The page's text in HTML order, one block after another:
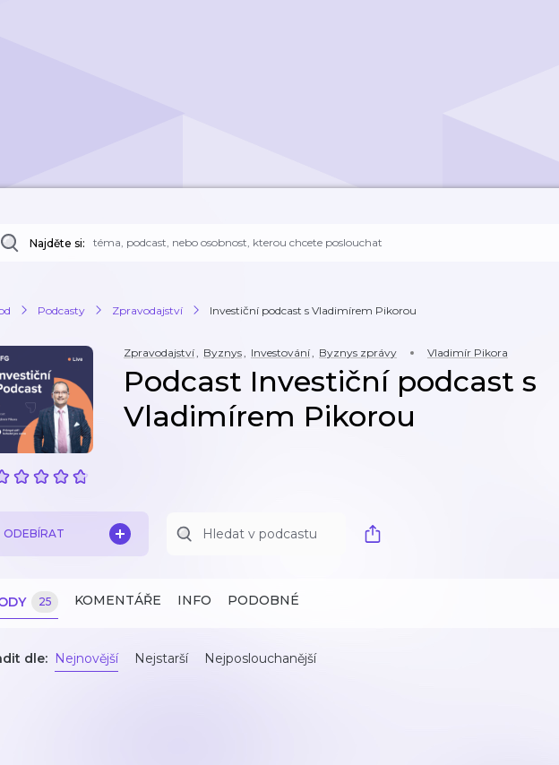
Najděte si:
Podcasty Zpravodajství Investiční podcast s Vladimírem Pikorou
Zpravodajství, Byznys, Investování, Byznys zprávy Vladimír Pikora
Podcast Investiční podcast s
Vladimírem Pikorou
ODEBÍRAT
25 KOMENTÁŘE INFO PODOBNÉ
dle: Nejnovější Nejstarší Nejposlouchanější